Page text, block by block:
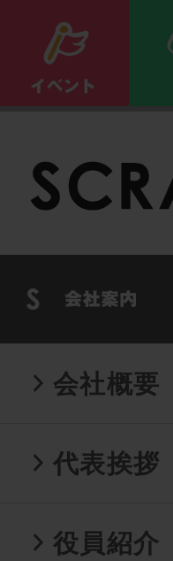
会社概要
代表挨拶
役員紹介